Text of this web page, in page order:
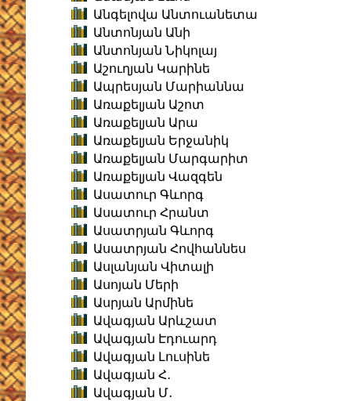
Անգելովա Անտուանետա
Անտոնյան Անի
Անտոնյան Նիկոլայ
Աշուղյան Կարինե
Ապրեսյան Մարիաննա
Առաքելյան Աշոտ
Առաքելյան Արա
Առաքելյան Երջանիկ
Առաքելյան Մարգարիտ
Առաքելյան Վազգեն
Ասատուր Գևորգ
Ասատուր Հրանտ
Ասատրյան Գևորգ
Ասատրյան Հովհաննես
Ասլանյան Վիտալի
Ասոյան Մերի
Ասրյան Արմինե
Ավագյան Արևշատ
Ավագյան Էդուարդ
Ավագյան Լուսինե
Ավագյան Հ․
Ավագյան Մ․